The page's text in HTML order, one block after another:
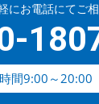
にお電話にてご
間9:00～20:00